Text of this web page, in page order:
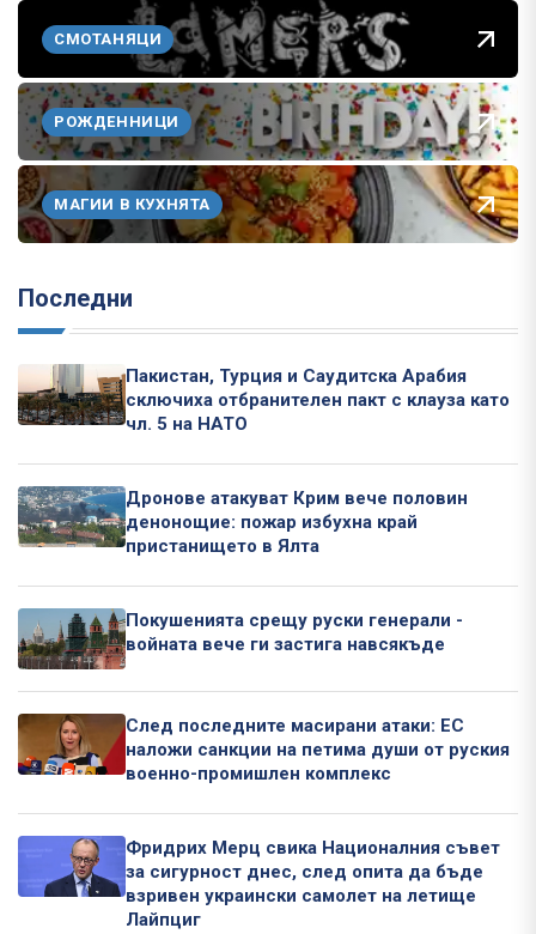
СМОТАНЯЦИ
РОЖДЕННИЦИ
МАГИИ В КУХНЯТА
Последни
Пакистан, Турция и Саудитска Арабия
сключиха отбранителен пакт с клауза като
чл. 5 на НАТО
Дронове атакуват Крим вече половин
денонощие: пожар избухна край
пристанището в Ялта
Покушенията срещу руски генерали -
войната вече ги застига навсякъде
След последните масирани атаки: ЕС
наложи санкции на петима души от руския
военно-промишлен комплекс
Фридрих Мерц свика Националния съвет
за сигурност днес, след опита да бъде
взривен украински самолет на летище
Лайпциг